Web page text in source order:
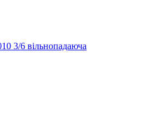
3/6 вільнопадаюча